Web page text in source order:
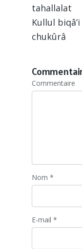
tahallalat
Kullul
chukûrâ
Commentaire
Nom *
E-mail *